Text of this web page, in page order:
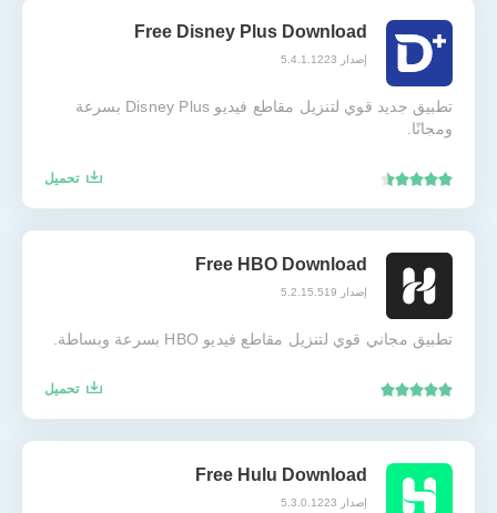
Free Disney Plus Download
إصدار 5.4.1.1223
تطبيق جديد قوي لتنزيل مقاطع فيديو Disney Plus بسرعة
ومجانًا.
تحميل
Free HBO Download
إصدار 5.2.15.519
تطبيق مجاني قوي لتنزيل مقاطع فيديو HBO بسرعة وبساطة.
تحميل
Free Hulu Download
إصدار 5.3.0.1223